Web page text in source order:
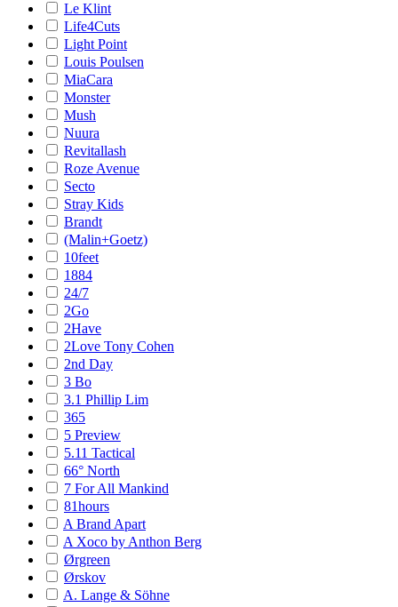
Le Klint
Life4Cuts
Light Point
Louis Poulsen
MiaCara
Monster
Mush
Nuura
Revitallash
Roze Avenue
Secto
Stray Kids
Brandt
(Malin+Goetz)
10feet
1884
24/7
2Go
2Have
2Love Tony Cohen
2nd Day
3 Bo
3.1 Phillip Lim
365
5 Preview
5.11 Tactical
66° North
7 For All Mankind
81hours
A Brand Apart
A Xoco by Anthon Berg
Ørgreen
Ørskov
A. Lange & Söhne